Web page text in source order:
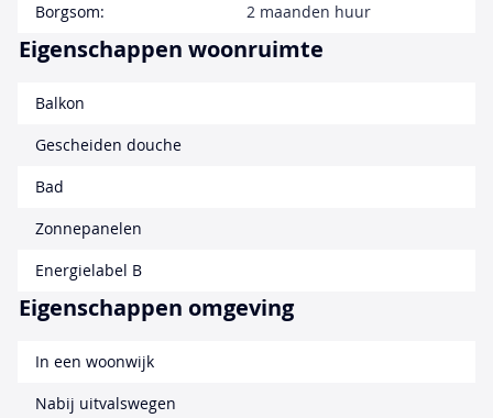
Borgsom:
2 maanden huur
Eigenschappen woonruimte
Balkon
Gescheiden douche
Bad
Zonnepanelen
Energielabel B
Eigenschappen omgeving
In een woonwijk
Nabij uitvalswegen